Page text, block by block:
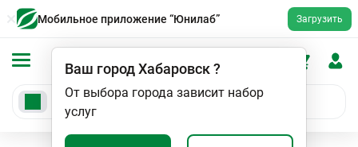
Мобильное приложение “Юнилаб” Загрузить
Ваш городХабаровск?
От выбора города зависит набор
услуг